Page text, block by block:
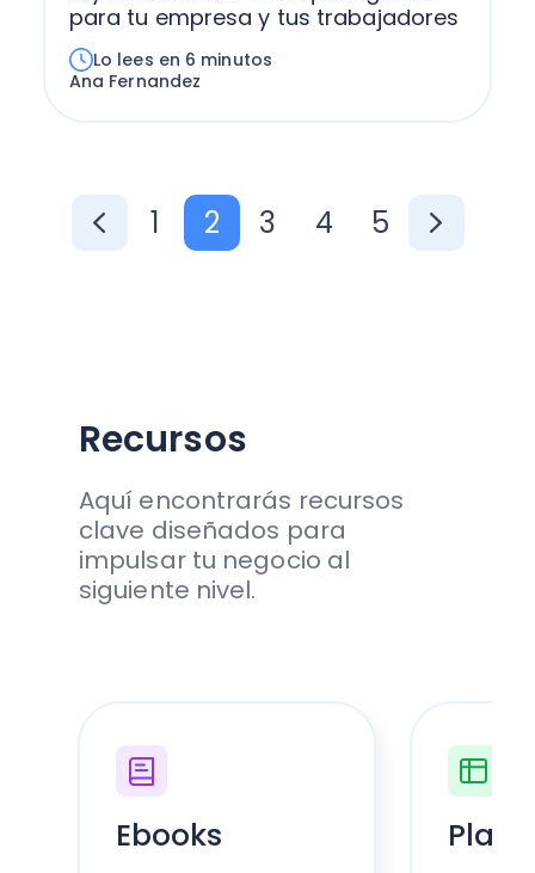
para tu empresa y tus trabajadores
Lo lees en 6 minutos
Ana Fernandez
1 2 3 4 5
Recursos
Aquí encontrarás recursos
clave diseñados para
impulsar tu negocio al
siguiente nivel.
Ebooks